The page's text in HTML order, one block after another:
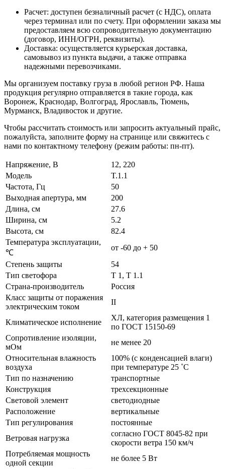
Расчет: доступен безналичный расчет (с НДС), оплата
через терминал или по счету. При оформлении заказа мы
предоставляем всю сопроводительную документацию
(договор, ИНН/ОГРН, реквизиты).
Доставка: осуществляется курьерская доставка,
самовывоз из пункта выдачи, а также отправка
надежными перевозчиками.
Мы организуем поставку груза в любой регион РФ. Наша
продукция регулярно отправляется в такие города, как
Воронеж, Краснодар, Волгоград, Ярославль, Тюмень,
Мурманск, Владивосток и другие.
Чтобы рассчитать стоимость или запросить актуальный прайс,
пожалуйста, заполните форму на странице или свяжитесь с
нами по контактному телефону (режим работы: пн-пт).
Напряжение, В
12, 220
Модель
T.1.1
Частота, Гц
50
Выходная апертура, мм
200
Длина, см
27.6
Ширина, см
5.2
Высота, см
82.4
Температура эксплуатации,
℃
от -60 до + 50
Степень защиты
54
Тип светофора
Т 1, Т 1.1
Страна-производитель
Россия
Класс защиты от поражения
электрическим током
II
Климатическое исполнение
ХЛ, категория размещения 1
по ГОСТ 15150-69
Сопротивление изоляции,
мОм
не менее 20
Относительная влажность
воздуха
100% (с конденсацией влаги)
при температуре 25 ˚С
Тип по назначению
транспортные
Конструкция
трехсекционные
Световой элемент
светодиодные
Расположение
вертикальные
Тип регулирования
постоянные
Ветровая нагрузка
согласно ГОСТ 8045-82 при
скорости ветра 150 км/ч
Потребляемая мощность
одной секции
не более 5 Вт